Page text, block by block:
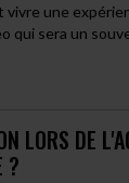
une
qui sera un
LORS DE
?